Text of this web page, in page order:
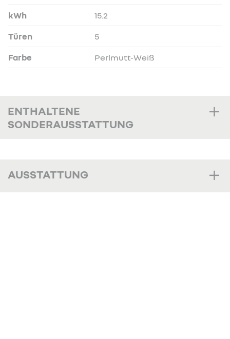
kWh 15.2
Türen 5
Farbe Perlmutt-Weiß
ENTHALTENE
SONDERAUSSTATTUNG
AUSSTATTUNG